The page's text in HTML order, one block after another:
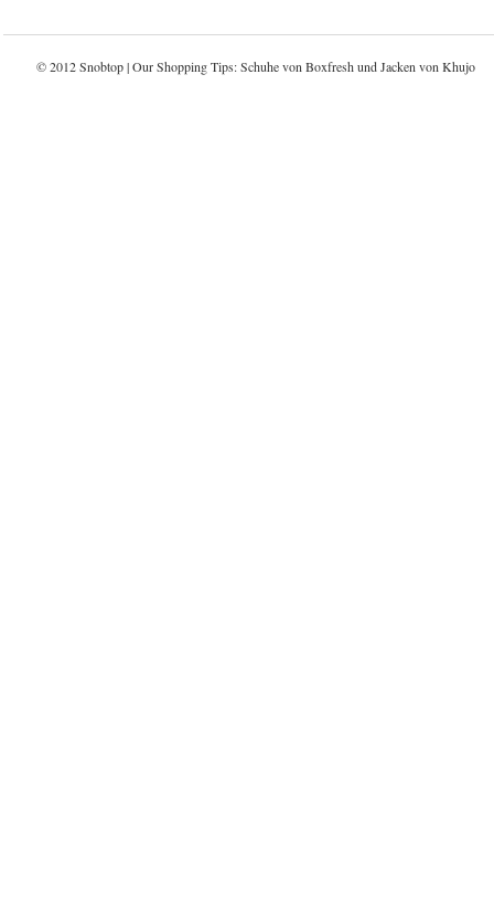
© 2012 Snobtop | Our Shopping Tips: Schuhe von Boxfresh und Jacken von Khujo